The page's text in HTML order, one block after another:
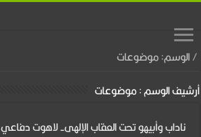
/الوسم:موضوعات
أرشيف الوسم :موضوعات
ناداب وأبيهو تحت العقاب الإلهى- لاهوت دفاعي